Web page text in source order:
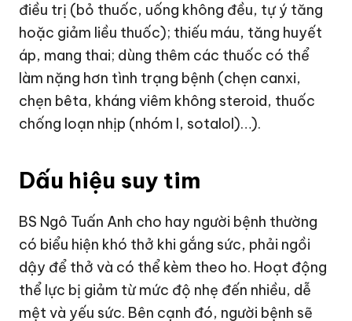
điều trị (bỏ thuốc, uống không đều, tự ý tăng
hoặc giảm liều thuốc); thiếu máu, tăng huyết
áp, mang thai; dùng thêm các thuốc có thể
làm nặng hơn tình trạng bệnh (chẹn canxi,
chẹn bêta, kháng viêm không steroid, thuốc
chống loạn nhịp (nhóm I, sotalol)…).
Dấu hiệu suy tim
BS Ngô Tuấn Anh cho hay người bệnh thường
có biểu hiện khó thở khi gắng sức, phải ngồi
dậy để thở và có thể kèm theo ho. Hoạt động
thể lực bị giảm từ mức độ nhẹ đến nhiều, dễ
mệt và yếu sức. Bên cạnh đó, người bệnh sẽ